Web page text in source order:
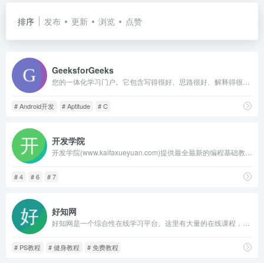
排序 发布 更新 浏览 点赞
GeeksforGeeks
# Android开发 # Aptitude # C
开发学院
# 4 # 6 # 7
好知网
# PS教程 # 健身教程 # 免费教程